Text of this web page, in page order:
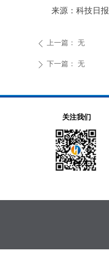
来源：科技日报
ꄴ 上一篇： 无
ꄲ 下一篇： 无
关注我们